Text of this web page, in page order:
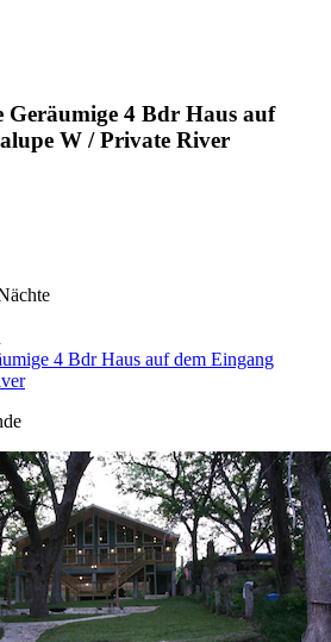
Geräumige 4 Bdr Haus auf
W / Private River
4 Bdr Haus auf dem Eingang